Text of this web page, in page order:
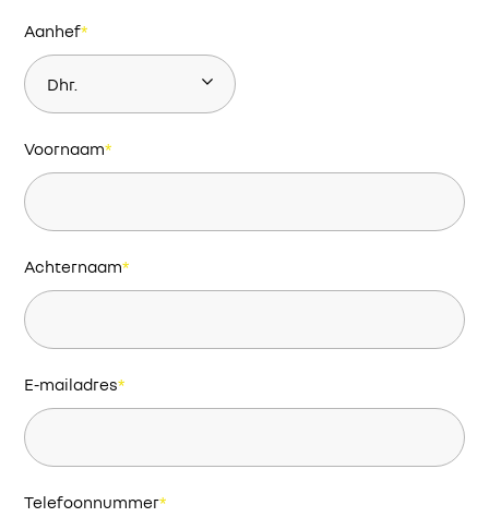
Aanhef*
Voornaam*
Achternaam*
E-mailadres*
Telefoonnummer*